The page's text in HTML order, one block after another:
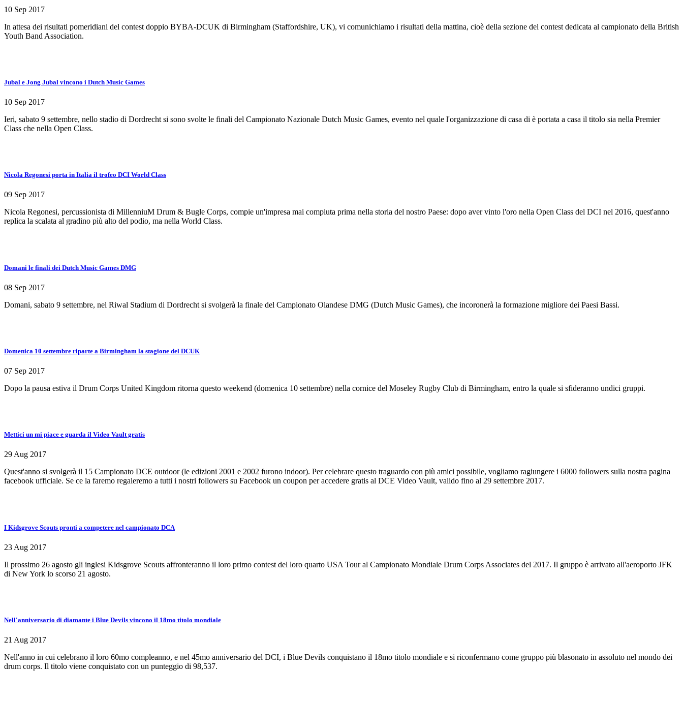
10 Sep 2017
In attesa dei risultati pomeridiani del contest doppio BYBA-DCUK di Birmingham (Staffordshire, UK), vi comunichiamo i risultati della mattina, cioè della sezione del contest dedicata al campionato della British
Youth Band Association.
Jubal e Jong Jubal vincono i Dutch Music Games
10 Sep 2017
Ieri, sabato 9 settembre, nello stadio di Dordrecht si sono svolte le finali del Campionato Nazionale Dutch Music Games, evento nel quale l'organizzazione di casa di è portata a casa il titolo sia nella Premier
Class che nella Open Class.
Nicola Regonesi porta in Italia il trofeo DCI World Class
09 Sep 2017
Nicola Regonesi, percussionista di MillenniuM Drum & Bugle Corps, compie un'impresa mai compiuta prima nella storia del nostro Paese: dopo aver vinto l'oro nella Open Class del DCI nel 2016, quest'anno
replica la scalata al gradino più alto del podio, ma nella World Class.
Domani le finali dei Dutch Music Games DMG
08 Sep 2017
Domani, sabato 9 settembre, nel Riwal Stadium di Dordrecht si svolgerà la finale del Campionato Olandese DMG (Dutch Music Games), che incoronerà la formazione migliore dei Paesi Bassi.
Domenica 10 settembre riparte a Birmingham la stagione del DCUK
07 Sep 2017
Dopo la pausa estiva il Drum Corps United Kingdom ritorna questo weekend (domenica 10 settembre) nella cornice del Moseley Rugby Club di Birmingham, entro la quale si sfideranno undici gruppi.
Mettici un mi piace e guarda il Video Vault gratis
29 Aug 2017
Quest'anno si svolgerà il 15 Campionato DCE outdoor (le edizioni 2001 e 2002 furono indoor). Per celebrare questo traguardo con più amici possibile, vogliamo ragiungere i 6000 followers sulla nostra pagina
facebook ufficiale. Se ce la faremo regaleremo a tutti i nostri followers su Facebook un coupon per accedere gratis al DCE Video Vault, valido fino al 29 settembre 2017.
I Kidsgrove Scouts pronti a competere nel campionato DCA
23 Aug 2017
Il prossimo 26 agosto gli inglesi Kidsgrove Scouts affronteranno il loro primo contest del loro quarto USA Tour al Campionato Mondiale Drum Corps Associates del 2017. Il gruppo è arrivato all'aeroporto JFK
di New York lo scorso 21 agosto.
Nell'anniversario di diamante i Blue Devils vincono il 18mo titolo mondiale
21 Aug 2017
Nell'anno in cui celebrano il loro 60mo compleanno, e nel 45mo anniversario del DCI, i Blue Devils conquistano il 18mo titolo mondiale e si riconfermano come gruppo più blasonato in assoluto nel mondo dei
drum corps. Il titolo viene conquistato con un punteggio di 98,537.